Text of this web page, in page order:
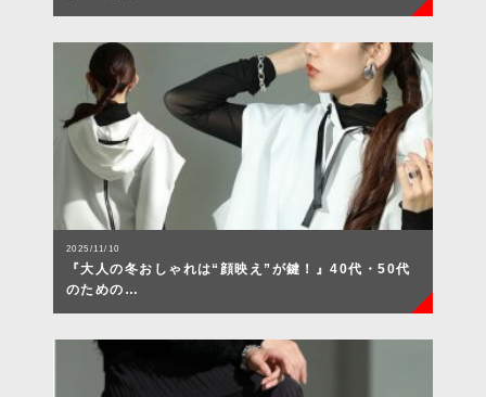
2025/11/10
『大人の冬おしゃれは“顔映え”が鍵！』40代・50代
のための…